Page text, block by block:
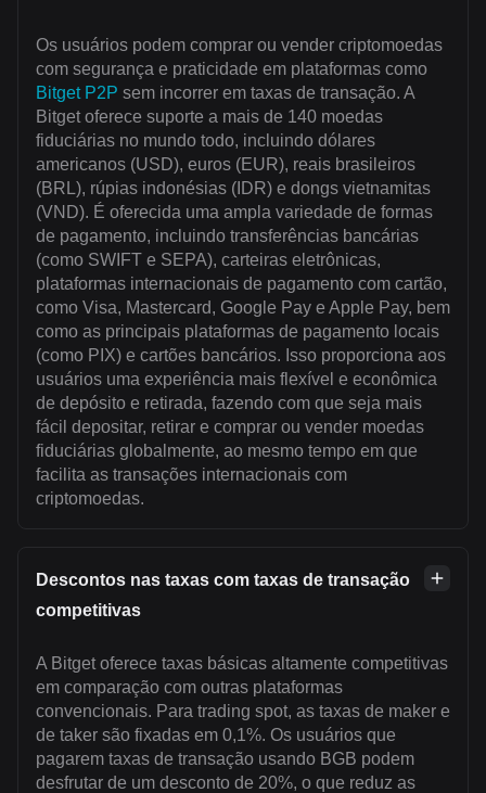
Os usuários podem comprar ou vender criptomoedas
com segurança e praticidade em plataformas como
Bitget P2P sem incorrer em taxas de transação. A
Bitget oferece suporte a mais de 140 moedas
fiduciárias no mundo todo, incluindo dólares
americanos (USD), euros (EUR), reais brasileiros
(BRL), rúpias indonésias (IDR) e dongs vietnamitas
(VND). É oferecida uma ampla variedade de formas
de pagamento, incluindo transferências bancárias
(como SWIFT e SEPA), carteiras eletrônicas,
plataformas internacionais de pagamento com cartão,
como Visa, Mastercard, Google Pay e Apple Pay, bem
como as principais plataformas de pagamento locais
(como PIX) e cartões bancários. Isso proporciona aos
usuários uma experiência mais flexível e econômica
de depósito e retirada, fazendo com que seja mais
fácil depositar, retirar e comprar ou vender moedas
fiduciárias globalmente, ao mesmo tempo em que
facilita as transações internacionais com
criptomoedas.
Descontos nas taxas com taxas de transação
competitivas
A Bitget oferece taxas básicas altamente competitivas
em comparação com outras plataformas
convencionais. Para trading spot, as taxas de maker e
de taker são fixadas em 0,1%. Os usuários que
pagarem taxas de transação usando BGB podem
desfrutar de um desconto de 20%, o que reduz as